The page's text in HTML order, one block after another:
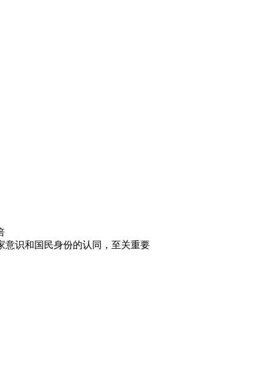
识和国民身份的认同，至关重要